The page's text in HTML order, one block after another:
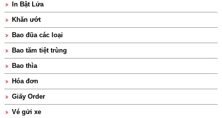
In Bật Lửa
Khăn ướt
Bao đũa các loại
Bao tăm tiệt trùng
Bao thìa
Hóa đơn
Giấy Order
Vé gửi xe